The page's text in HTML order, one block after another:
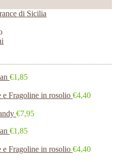
di Sicilia
€1,85
e Fragoline in rosolio €4,40
€7,95
€1,85
e Fragoline in rosolio €4,40